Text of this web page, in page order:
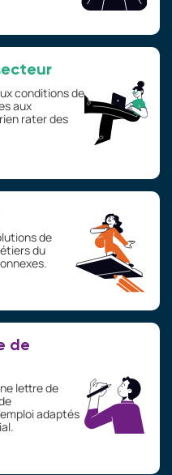
conditions de
aux
rater des
de
du
de
lettre de
adaptés